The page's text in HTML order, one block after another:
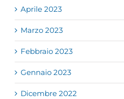
Aprile 2023
Marzo 2023
Febbraio 2023
Gennaio 2023
Dicembre 2022